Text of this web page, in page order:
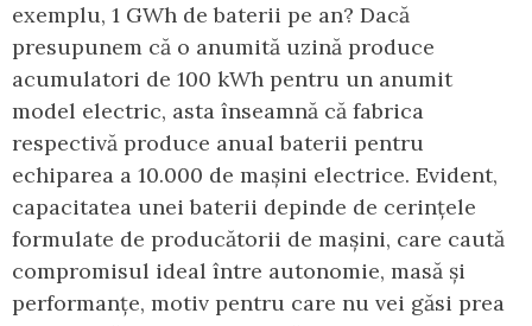
exemplu, 1 GWh de baterii pe an? Dacă
presupunem că o anumită uzină produce
acumulatori de 100 kWh pentru un anumit
model electric, asta înseamnă că fabrica
respectivă produce anual baterii pentru
echiparea a 10.000 de mașini electrice. Evident,
capacitatea unei baterii depinde de cerințele
formulate de producătorii de mașini, care caută
compromisul ideal între autonomie, masă și
performanțe, motiv pentru care nu vei găsi prea